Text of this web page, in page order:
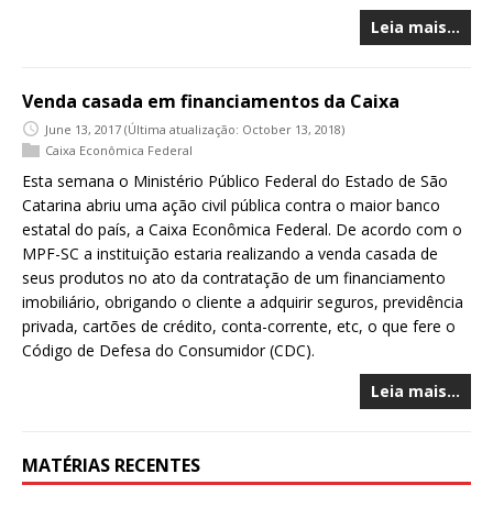
Leia mais…
Venda casada em financiamentos da Caixa
June 13, 2017 (Última atualização: October 13, 2018)
Caixa Econômica Federal
Esta semana o Ministério Público Federal do Estado de São
Catarina abriu uma ação civil pública contra o maior banco
estatal do país, a Caixa Econômica Federal. De acordo com o
MPF-SC a instituição estaria realizando a venda casada de
seus produtos no ato da contratação de um financiamento
imobiliário, obrigando o cliente a adquirir seguros, previdência
privada, cartões de crédito, conta-corrente, etc, o que fere o
Código de Defesa do Consumidor (CDC).
Leia mais…
MATÉRIAS RECENTES